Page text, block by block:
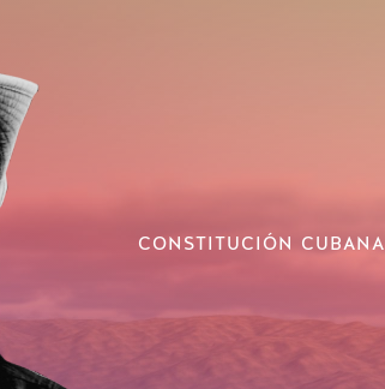
CONSTITUCIÓN CUBANA